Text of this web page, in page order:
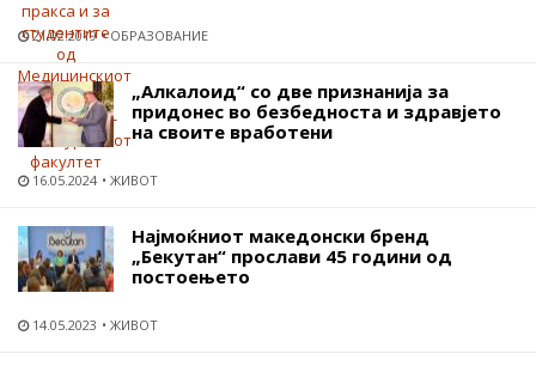
21.02.2019 ОБРАЗОВАНИЕ
„Алкалоид“ со две признанија за
придонес во безбедноста и здравјето
на своите вработени
16.05.2024 ЖИВОТ
Најмоќниот македонски бренд
„Бекутан“ прослави 45 години од
постоењето
14.05.2023 ЖИВОТ